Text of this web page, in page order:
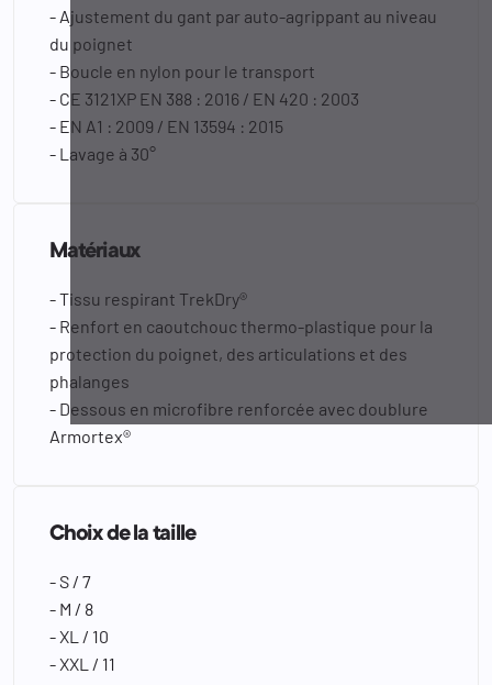
- Ajustement du gant par auto-agrippant au niveau
du poignet
- Boucle en nylon pour le transport
- CE 3121XP EN 388 : 2016 / EN 420 : 2003
- EN A1 : 2009 / EN 13594 : 2015
- Lavage à 30°
Matériaux
- Tissu respirant TrekDry®
- Renfort en caoutchouc thermo-plastique pour la
protection du poignet, des articulations et des
phalanges
- Dessous en microfibre renforcée avec doublure
Armortex®
Choix de la taille
- S / 7
- M / 8
- XL / 10
- XXL / 11